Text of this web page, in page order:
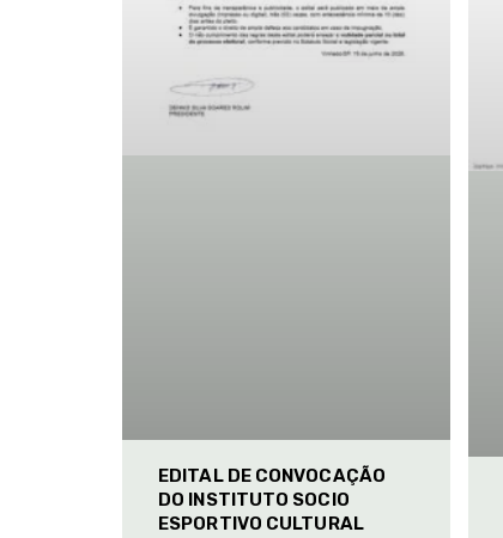
EDITAL DE CONVOCAÇÃO
DO INSTITUTO SOCIO
ESPORTIVO CULTURAL